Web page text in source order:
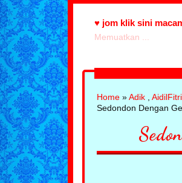
♥ jom klik sini
Memuatkan ...
Home » Adik AidilFitri
Sedondon Dengan